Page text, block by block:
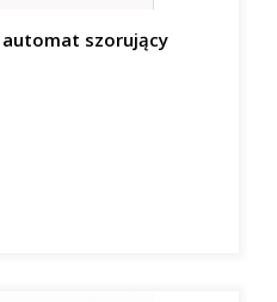
automat szorujący